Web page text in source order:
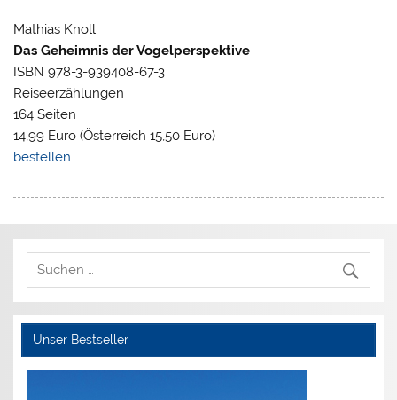
Mathias Knoll
Das Geheimnis der Vogelperspektive
ISBN 978-3-939408-67-3
Reiseerzählungen
164 Seiten
14,99 Euro (Österreich 15,50 Euro)
bestellen
Unser Bestseller